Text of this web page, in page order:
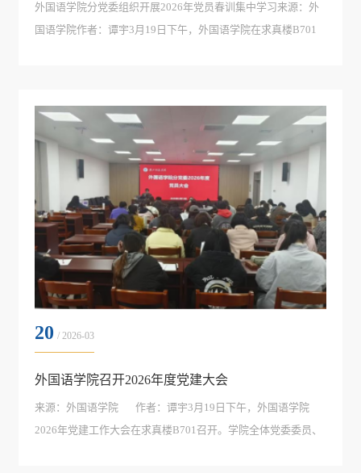
外国语学院分党委组织开展2026年党员春训集中学习来源：外
国语学院作者：谭宇3月19日下午，外国语学院在求真楼B701
春训工作的通知》要求，本次集...
20 / 2026-03
外国语学院召开2026年度党建大会
​来源：外国语学院 作者：谭宇3月19日下午，外国语学院
2026年党建工作大会在求真楼B701召开。学院全体党委委员、